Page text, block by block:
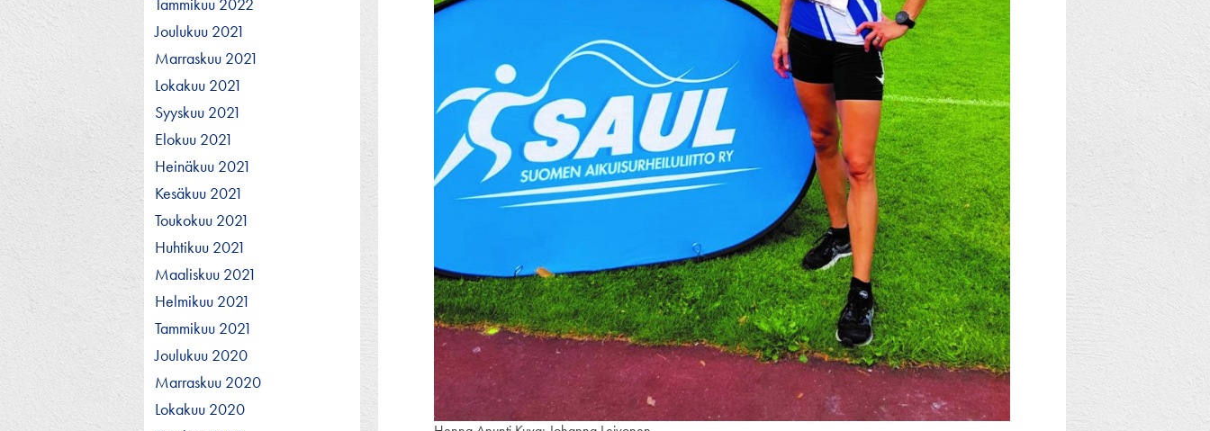
Joulukuu 2021
Marraskuu 2021
Lokakuu 2021
Syyskuu 2021
Elokuu 2021
Heinäkuu 2021
Kesäkuu 2021
Toukokuu 2021
Huhtikuu 2021
Maaliskuu 2021
Helmikuu 2021
Tammikuu 2021
Joulukuu 2020
Marraskuu 2020
Lokakuu 2020